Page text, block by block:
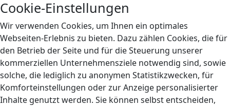
Cookie-Einstellungen
Wir verwenden Cookies, um Ihnen ein optimales
Webseiten-Erlebnis zu bieten. Dazu zählen Cookies, die für
den Betrieb der Seite und für die Steuerung unserer
kommerziellen Unternehmensziele notwendig sind, sowie
solche, die lediglich zu anonymen Statistikzwecken, für
Komforteinstellungen oder zur Anzeige personalisierter
Inhalte genutzt werden. Sie können selbst entscheiden,